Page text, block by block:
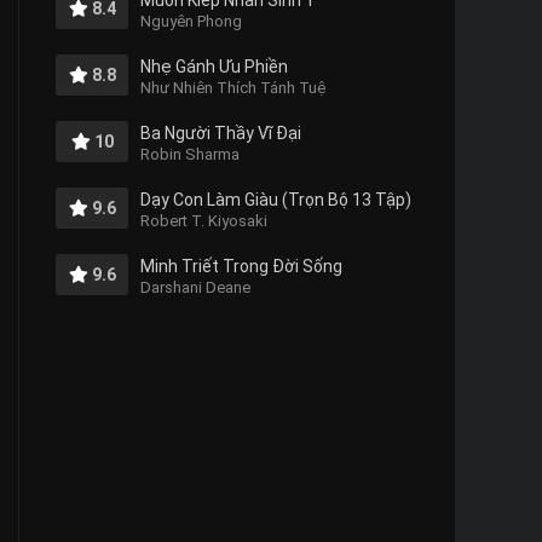
8.4
Nguyên Phong
8.8 Nhẹ Gánh Ưu Phiền
Như Nhiên Thích Tánh Tuệ
10 Ba Người Thầy Vĩ Đại
Robin Sharma
9.6 Dạy Con Làm Giàu (Trọn Bộ 13 Tập)
Robert T. Kiyosaki
9.6 Minh Triết Trong Đời Sống
Darshani Deane